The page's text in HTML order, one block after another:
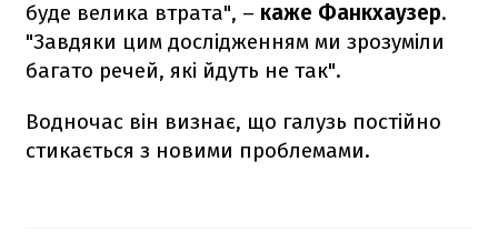
буде велика втрата", – каже Фанкхаузер.
"Завдяки цим дослідженням ми зрозуміли
багато речей, які йдуть не так".
Водночас він визнає, що галузь постійно
стикається з новими проблемами.